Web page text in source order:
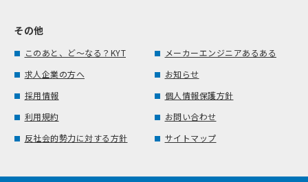
その他
このあと、ど～なる？KYT
メーカーエンジニアあるある
求人企業の方へ
お知らせ
採用情報
個人情報保護方針
利用規約
お問い合わせ
反社会的勢力に対する方針
サイトマップ